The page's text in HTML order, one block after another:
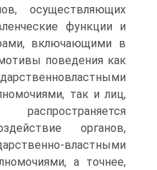
осуществляющих
функции и
включающими в
поведения как
так и лиц,
органов,
властными
а точнее,